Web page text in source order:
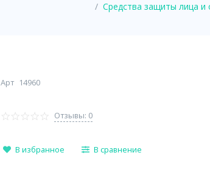
Средства защиты лица и
Арт 14960
Отзывы: 0
В избранное В сравнение